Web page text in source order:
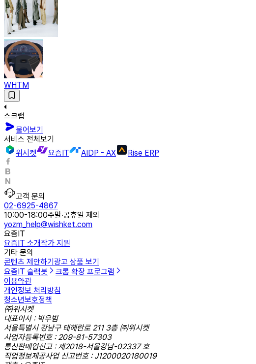
WHTM
스크랩
물어보기
서비스 전체보기
위시켓
요즘IT AIDP - AX Rise ERP
고객 문의
02-6925-4867
10:00-18:00주말·공휴일 제외
yozm_help@wishket.com
요즘IT
요즘IT 소개작가 지원
기타 문의
콘텐츠 제안하기 광고 상품 보기
요즘IT 슬랙봇
크롬 확장 프로그램
이용약관
개인정보 처리방침
청소년보호정책
㈜위시켓
대표이사 : 박우범
서울특별시 강남구 테헤란로 211 3층 ㈜위시켓
사업자등록번호 : 209-81-57303
통신판매업신고 : 제2018-서울강남-02337 호
직업정보제공사업 신고번호 : J1200020180019